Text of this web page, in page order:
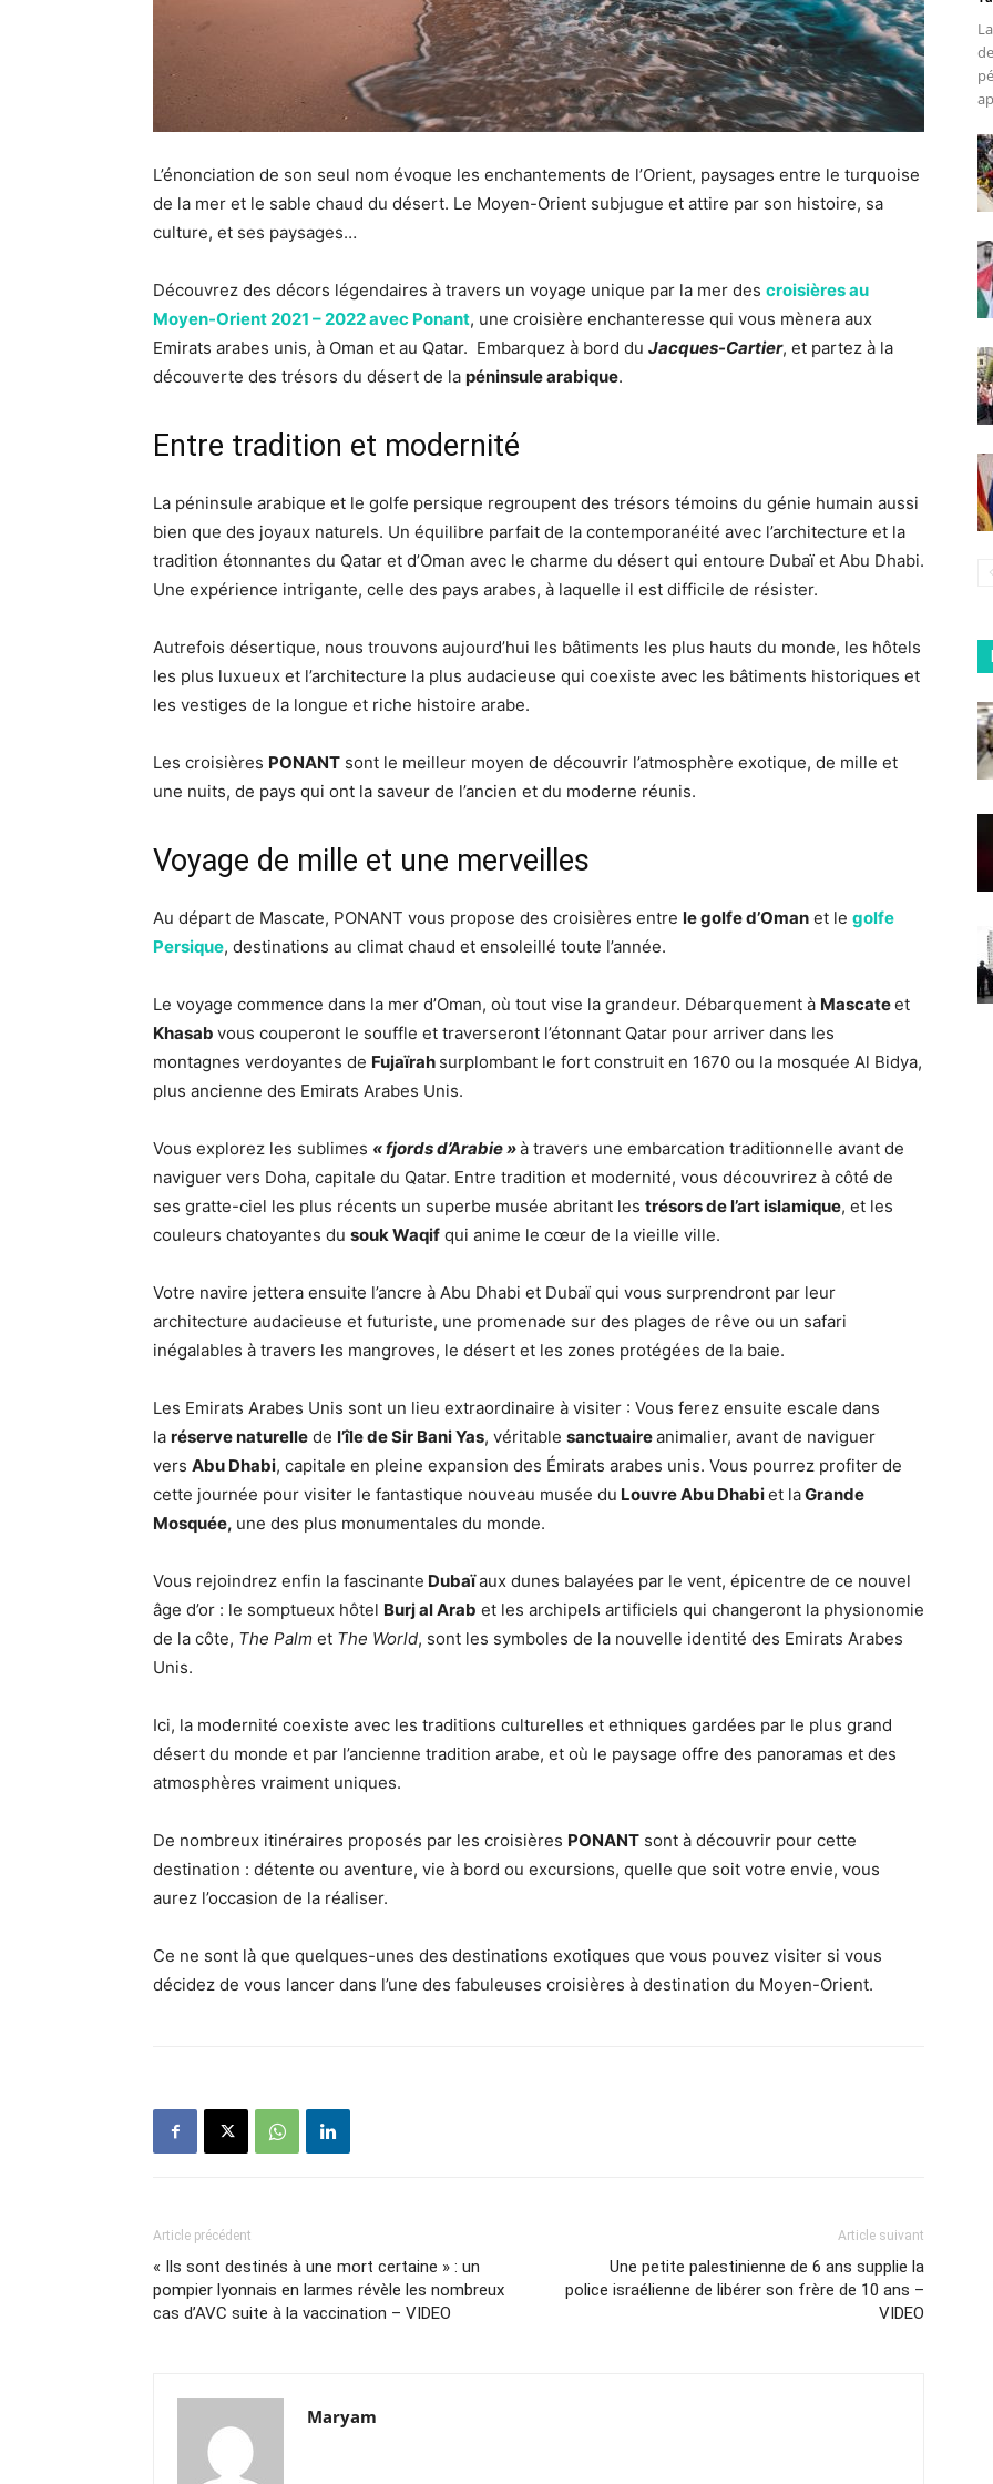
L’énonciation de son seul nom évoque les enchantements de l’Orient, paysages entre le turquoise
de la mer et le sable chaud du désert. Le Moyen-Orient subjugue et attire par son histoire, sa
culture, et ses paysages…
Découvrez des décors légendaires à travers un voyage unique par la mer des croisières au
Moyen-Orient 2021 – 2022 avec Ponant, une croisière enchanteresse qui vous mènera aux
Emirats arabes unis, à Oman et au Qatar. Embarquez à bord du Jacques-Cartier, et partez à la
découverte des trésors du désert de la péninsule arabique.
Entre tradition et modernité
La péninsule arabique et le golfe persique regroupent des trésors témoins du génie humain aussi
bien que des joyaux naturels. Un équilibre parfait de la contemporanéité avec l’architecture et la
tradition étonnantes du Qatar et d’Oman avec le charme du désert qui entoure Dubaï et Abu Dhabi.
Une expérience intrigante, celle des pays arabes, à laquelle il est difficile de résister.
Autrefois désertique, nous trouvons aujourd’hui les bâtiments les plus hauts du monde, les hôtels
les plus luxueux et l’architecture la plus audacieuse qui coexiste avec les bâtiments historiques et
les vestiges de la longue et riche histoire arabe.
Les croisières PONANT sont le meilleur moyen de découvrir l’atmosphère exotique, de mille et
une nuits, de pays qui ont la saveur de l’ancien et du moderne réunis.
Voyage de mille et une merveilles
Au départ de Mascate, PONANT vous propose des croisières entre legolfe d’Oman et le golfe
Persique, destinations au climat chaud et ensoleillé toute l’année.
Le voyage commence dans la mer d’Oman, où tout vise la grandeur. Débarquement à Mascateet
Khasab vous couperont le souffle et traverseront l’étonnant Qatar pour arriver dans les
montagnes verdoyantes de Fujaïrah surplombant le fort construit en 1670 ou la mosquée Al Bidya,
plus ancienne des Emirats Arabes Unis.
Vous explorez les sublimes « fjords d’Arabie »à travers une embarcation traditionnelle avant de
naviguer vers Doha, capitale du Qatar. Entre tradition et modernité, vous découvrirez à côté de
ses gratte-ciel les plus récents un superbe musée abritant les trésors de l’art islamique, et les
couleurs chatoyantes du souk Waqif qui anime le cœur de la vieille ville.
Votre navire jettera ensuite l’ancre à Abu Dhabi et Dubaï qui vous surprendront par leur
architecture audacieuse et futuriste, une promenade sur des plages de rêve ou un safari
inégalables à travers les mangroves, le désert et les zones protégées de la baie.
Les Emirats Arabes Unis sont un lieu extraordinaire à visiter : Vous ferez ensuite escale dans
la réserve naturelle de l’île de Sir Bani Yas, véritable sanctuaireanimalier, avant de naviguer
vers Abu Dhabi, capitale en pleine expansion des Émirats arabes unis. Vous pourrez profiter de
cette journée pour visiter le fantastique nouveau musée du Louvre Abu Dhabiet laGrande
Mosquée, une des plus monumentales du monde.
Vous rejoindrez enfin la fascinante Dubaïaux dunes balayées par le vent, épicentre de ce nouvel
âge d’or : le somptueux hôtel Burj al Arab et les archipels artificiels qui changeront la physionomie
de la côte, The Palm et The World, sont les symboles de la nouvelle identité des Emirats Arabes
Unis.
Ici, la modernité coexiste avec les traditions culturelles et ethniques gardées par le plus grand
désert du monde et par l’ancienne tradition arabe, et où le paysage offre des panoramas et des
atmosphères vraiment uniques.
De nombreux itinéraires proposés par les croisières PONANT sont à découvrir pour cette
destination : détente ou aventure, vie à bord ou excursions, quelle que soit votre envie, vous
aurez l’occasion de la réaliser.
Ce ne sont là que quelques-unes des destinations exotiques que vous pouvez visiter si vous
décidez de vous lancer dans l’une des fabuleuses croisières à destination du Moyen-Orient.
Article précédent
« Ils sont destinés à une mort certaine » : un
pompier lyonnais en larmes révèle les nombreux
cas d’AVC suite à la vaccination – VIDEO
Article suivant
Une petite palestinienne de 6 ans supplie la
police israélienne de libérer son frère de 10 ans –
VIDEO
Maryam